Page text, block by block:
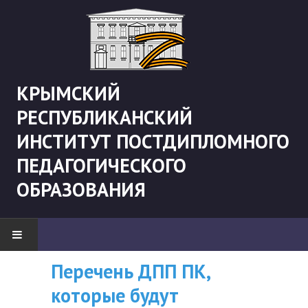
КРЫМСКИЙ
РЕСПУБЛИКАНСКИЙ
ИНСТИТУТ ПОСТДИПЛОМНОГО
ПЕДАГОГИЧЕСКОГО
ОБРАЗОВАНИЯ
НОВОСТИ
"Боевая" русистика
ВНИМАНИЮ
СЛУШАТЕЛЕЙ, У
Перечень ДПП ПК,
которые будут